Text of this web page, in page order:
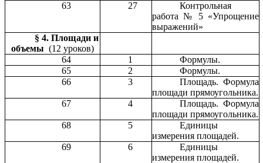
63
27
Контрольная
работа № 5 «Упрощение
выражений»
§ 4. Площади и
объемы (12 уроков)
64
1
Формулы.
65
2
Формулы.
66
3
Площадь. Формула
площади прямоугольника.
67
4
Площадь. Формула
площади прямоугольника.
68
5
Единицы
измерения площадей.
69
6
Единицы
измерения площадей.